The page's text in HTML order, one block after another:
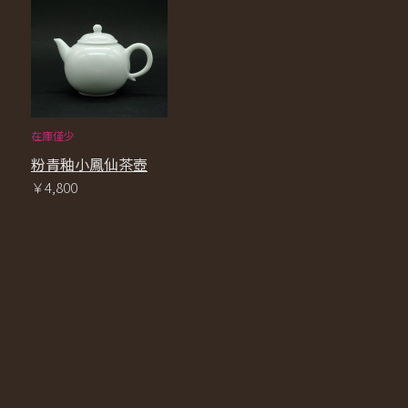
在庫僅少
粉青釉小鳳仙茶壺
￥4,800